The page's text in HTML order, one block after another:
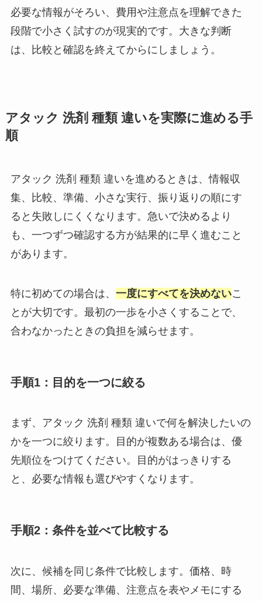
必要な情報がそろい、費用や注意点を理解できた
段階で小さく試すのが現実的です。大きな判断
は、比較と確認を終えてからにしましょう。
アタック 洗剤 種類 違いを実際に進める手
順
アタック 洗剤 種類 違いを進めるときは、情報収
集、比較、準備、小さな実行、振り返りの順にす
ると失敗しにくくなります。急いで決めるより
も、一つずつ確認する方が結果的に早く進むこと
があります。
特に初めての場合は、 一度にすべてを決めないこ
とが大切です。最初の一歩を小さくすることで、
合わなかったときの負担を減らせます。
手順1：目的を一つに絞る
まず、アタック 洗剤 種類 違いで何を解決したいの
かを一つに絞ります。目的が複数ある場合は、優
先順位をつけてください。目的がはっきりする
と、必要な情報も選びやすくなります。
手順2：条件を並べて比較する
次に、候補を同じ条件で比較します。価格、時
間、場所、必要な準備、注意点を表やメモにする